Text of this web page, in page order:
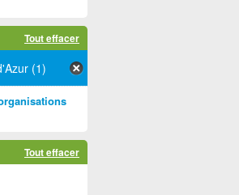
Tout effacer
(1)
Tout effacer